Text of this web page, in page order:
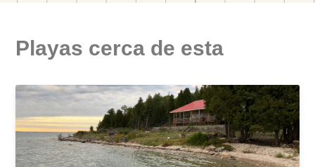
Playas cerca de esta